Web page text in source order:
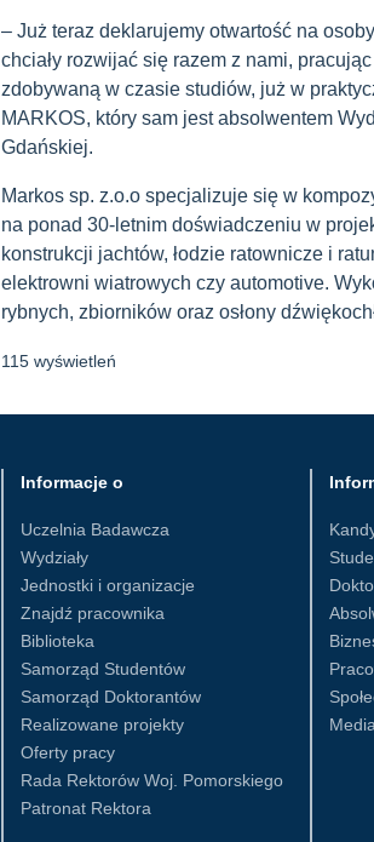
– Już teraz deklarujemy otwartość na
chciały rozwijać się razem z nami,
zdobywaną w czasie studiów, już w
MARKOS, który sam jest absolwentem
Gdańskiej.
Markos sp. z.o.o specjalizuje się w
na ponad 30-letnim doświadczeniu w
konstrukcji jachtów, łodzie ratownicze i
elektrowni wiatrowych czy automotive.
rybnych, zbiorników oraz osłony
115 wyświetleń
Informacje o
Uczelnia Badawcza
Wydziały
Jednostki i organizacje
Znajdź pracownika
Biblioteka
Samorząd Studentów
Samorząd Doktorantów
Realizowane projekty
Oferty pracy
Rada Rektorów Woj. Pomorskiego
Patronat Rektora
Media